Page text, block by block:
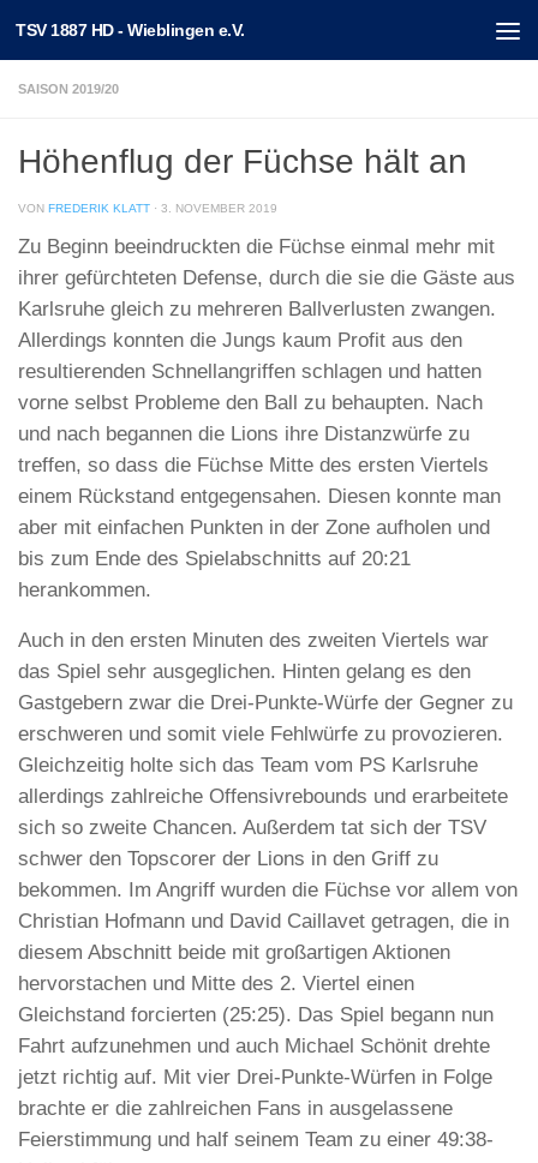
Unter dem Inhalt
TSV 1887 HD - Wieblingen e.V.
SAISON 2019/20
Höhenflug der Füchse hält an
VON FREDERIK KLATT · 3. NOVEMBER 2019
Zu Beginn beeindruckten die Füchse einmal mehr mit
ihrer gefürchteten Defense, durch die sie die Gäste aus
Karlsruhe gleich zu mehreren Ballverlusten zwangen.
Allerdings konnten die Jungs kaum Profit aus den
resultierenden Schnellangriffen schlagen und hatten
vorne selbst Probleme den Ball zu behaupten. Nach
und nach begannen die Lions ihre Distanzwürfe zu
treffen, so dass die Füchse Mitte des ersten Viertels
einem Rückstand entgegensahen. Diesen konnte man
aber mit einfachen Punkten in der Zone aufholen und
bis zum Ende des Spielabschnitts auf 20:21
herankommen.
Auch in den ersten Minuten des zweiten Viertels war
das Spiel sehr ausgeglichen. Hinten gelang es den
Gastgebern zwar die Drei-Punkte-Würfe der Gegner zu
erschweren und somit viele Fehlwürfe zu provozieren.
Gleichzeitig holte sich das Team vom PS Karlsruhe
allerdings zahlreiche Offensivrebounds und erarbeitete
sich so zweite Chancen. Außerdem tat sich der TSV
schwer den Topscorer der Lions in den Griff zu
bekommen. Im Angriff wurden die Füchse vor allem von
Christian Hofmann und David Caillavet getragen, die in
diesem Abschnitt beide mit großartigen Aktionen
hervorstachen und Mitte des 2. Viertel einen
Gleichstand forcierten (25:25). Das Spiel begann nun
Fahrt aufzunehmen und auch Michael Schönit drehte
jetzt richtig auf. Mit vier Drei-Punkte-Würfen in Folge
brachte er die zahlreichen Fans in ausgelassene
Feierstimmung und half seinem Team zu einer 49:38-